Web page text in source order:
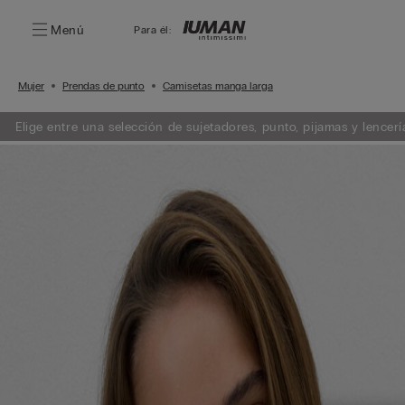
Menú Para él:
Mujer Prendas de punto Camisetas manga larga
Elige entre una selección de sujetadores, punto, pijamas y lencería. Añade 3 artículos a tu carrito y obtén un 50% de descuento en
menor importe.